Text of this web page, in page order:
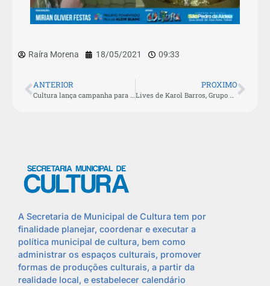
Raíra Morena 18/05/2021 09:33
ANTERIOR
Cultura lança campanha para arrecadar alimentos em prol de artistas prejudicados pela pandemia
PROXIMO
Lives de Karol Barros, Grupo Amadeus e Raony Alves são atrações deste sábado (22) em São Pedro da Aldeia
A Secretaria de Municipal de Cultura tem por
finalidade planejar, coordenar e executar a
política municipal de cultura, bem como
administrar os espaços culturais, promover
formas de produções culturais, a partir da
realidade local, e estabelecer calendário